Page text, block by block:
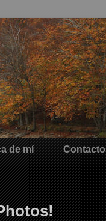
de mí Contacto